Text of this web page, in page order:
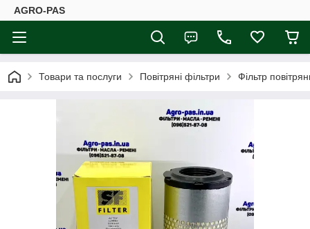
AGRO-PAS
Товари та послуги Повітряні фільтри Фільтр